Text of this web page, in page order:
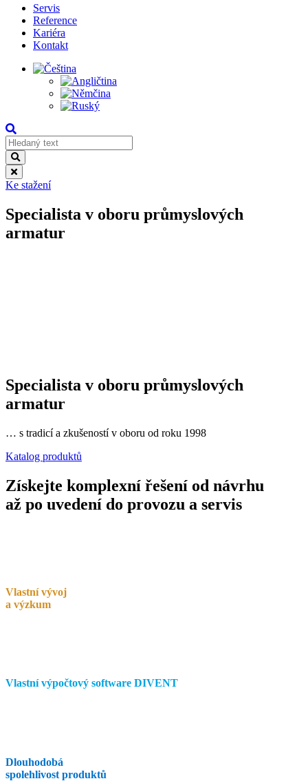
Servis
Reference
Kariéra
Kontakt
Ke stažení
Specialista v oboru průmyslových
armatur
Specialista v oboru průmyslových
armatur
… s tradicí a zkušeností v oboru od roku 1998
Katalog produktů
Získejte komplexní řešení od návrhu
až po uvedení do provozu a servis
Vlastní vývoj
a výzkum
Vlastní výpočtový software DIVENT
Dlouhodobá
spolehlivost produktů